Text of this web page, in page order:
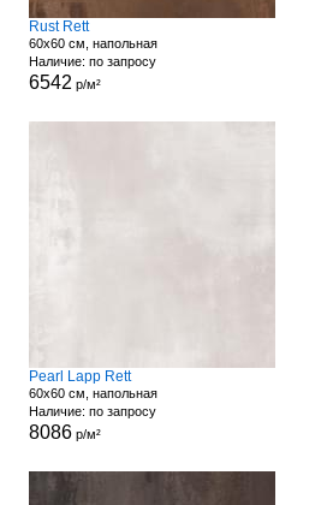
Rust Rett
60x60 см, напольная
Наличие: по запросу
6542 р/м²
Pearl Lapp Rett
60x60 см, напольная
Наличие: по запросу
8086 р/м²